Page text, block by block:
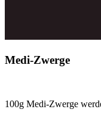
Medi-Zwerge
100g Medi-Zwerge